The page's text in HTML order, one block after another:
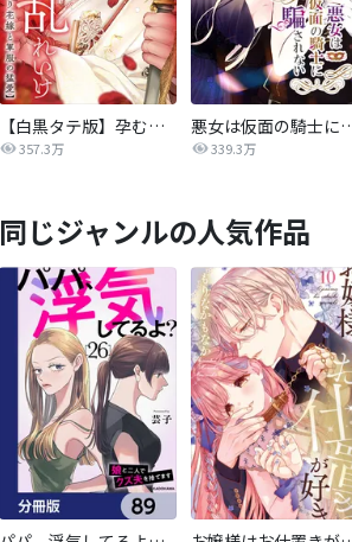
【白黒タテ版】孕むまで乱れいけ～身代わり花嫁と軍服の猛愛
357.3万
悪女は仮面の
339.3万
同じジャンルの人気作品